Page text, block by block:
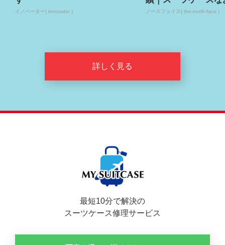
イノベーター( innovator ) ノースフェイス( the-north-face )
詳しく見る
最短10分で解決の
スーツケース修理サービス